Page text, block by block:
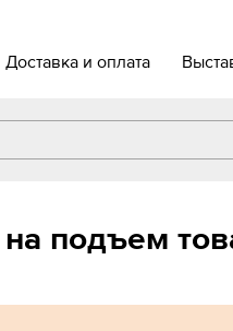
Доставка и оплата
подъем